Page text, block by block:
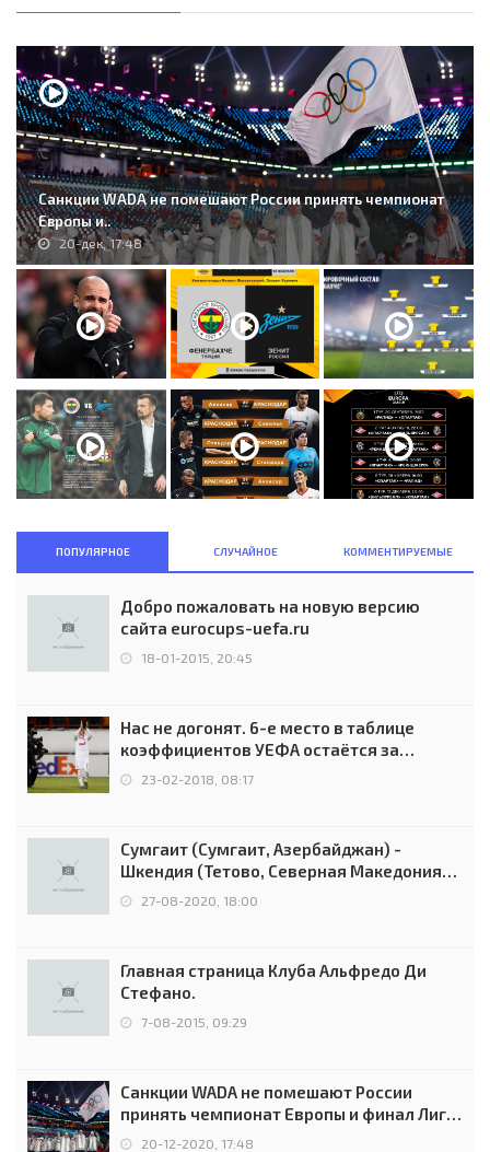
Санкции WADA не помешают России принять чемпионат
Европы и..
20-дек, 17:48
ПОПУЛЯРНОЕ СЛУЧАЙНОЕ КОММЕНТИРУЕМЫЕ
Добро пожаловать на новую версию
сайта eurocups-uefa.ru
18-01-2015, 20:45
Нас не догонят. 6-е место в таблице
коэффициентов УЕФА остаётся за
Россией
23-02-2018, 08:17
Сумгаит (Сумгаит, Азербайджан) -
Шкендия (Тетово, Северная Македония) -
0:2 (0:0)
27-08-2020, 18:00
Главная страница Клуба Альфредо Ди
Стефано.
7-08-2015, 09:29
Санкции WADA не помешают России
принять чемпионат Европы и финал Лиги
чемпионов.
20-12-2020, 17:48